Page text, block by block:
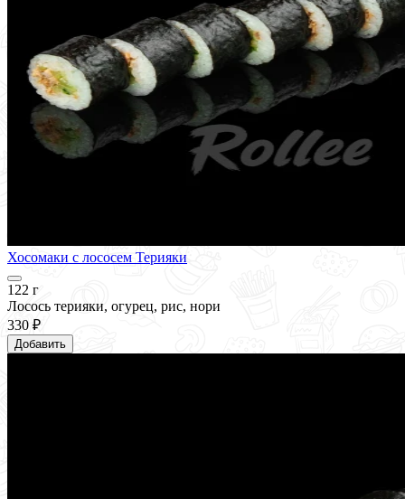
Хосомаки с лососем Терияки
122 г
Лосось терияки, огурец, рис, нори
330 ₽
Добавить